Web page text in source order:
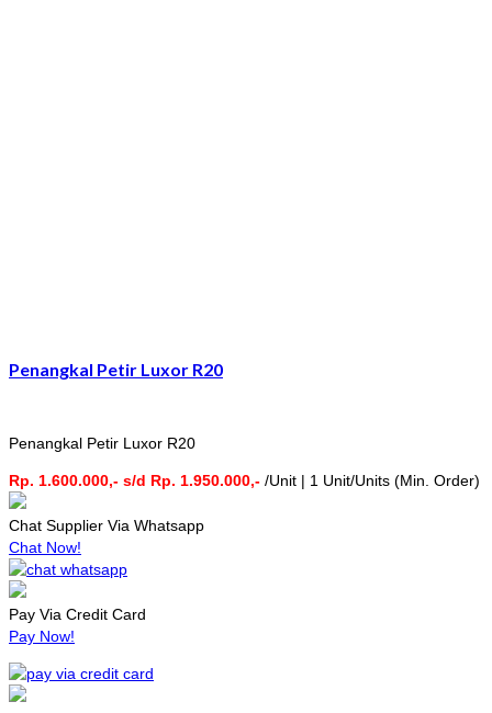
Penangkal Petir Luxor R20
Penangkal Petir Luxor R20
Rp. 1.600.000,- s/d Rp. 1.950.000,- /Unit | 1 Unit/Units (Min. Order)
Chat Supplier Via Whatsapp
Chat Now!
Pay Via Credit Card
Pay Now!